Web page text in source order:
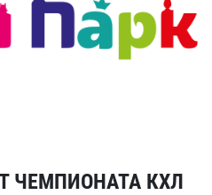
ЧЕМПИОНАТА КХЛ